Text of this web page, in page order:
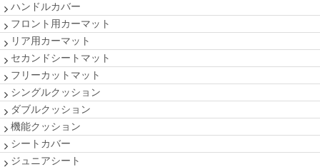
ハンドルカバー
フロント用カーマット
リア用カーマット
セカンドシートマット
フリーカットマット
シングルクッション
ダブルクッション
機能クッション
シートカバー
ジュニアシート